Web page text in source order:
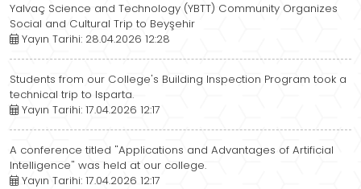
Yalvaç Science and Technology (YBTT) Community Organizes
Social and Cultural Trip to Beyşehir
Yayın Tarihi: 28.04.2026 12:28
Students from our College's Building Inspection Program took a
technical trip to Isparta.
Yayın Tarihi: 17.04.2026 12:17
A conference titled "Applications and Advantages of Artificial
Intelligence" was held at our college.
Yayın Tarihi: 17.04.2026 12:17